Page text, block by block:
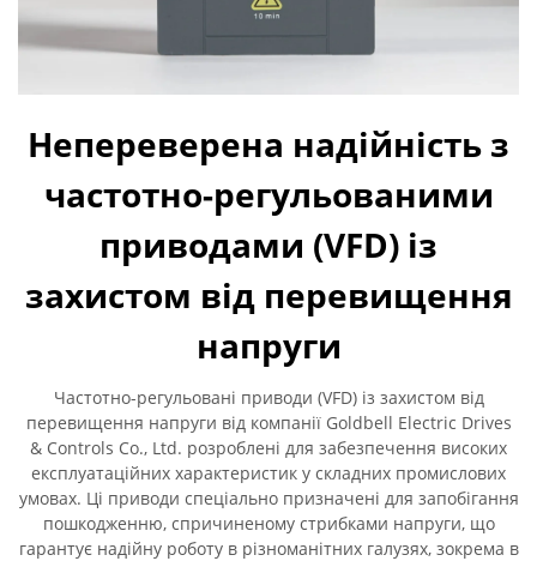
Непереверена надійність з
частотно-регульованими
приводами (VFD) із
захистом від перевищення
напруги
Частотно-регульовані приводи (VFD) із захистом від
перевищення напруги від компанії Goldbell Electric Drives
& Controls Co., Ltd. розроблені для забезпечення високих
експлуатаційних характеристик у складних промислових
умовах. Ці приводи спеціально призначені для запобігання
пошкодженню, спричиненому стрибками напруги, що
гарантує надійну роботу в різноманітних галузях, зокрема в